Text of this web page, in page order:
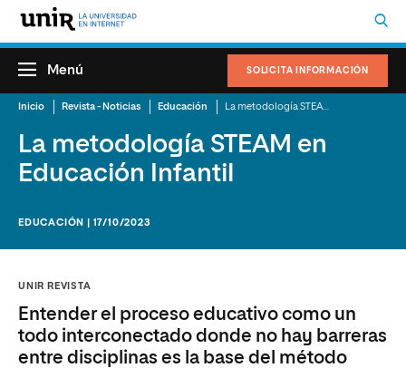
SOLICITA INFORMACIÓN
Menú
Inicio Revista - Noticias Educación
La metodología STEAM en
Educación Infantil
EDUCACIÓN | 17/10/2023
UNIR REVISTA
Entender el proceso educativo como un
todo interconectado donde no hay barreras
entre disciplinas es la base del método